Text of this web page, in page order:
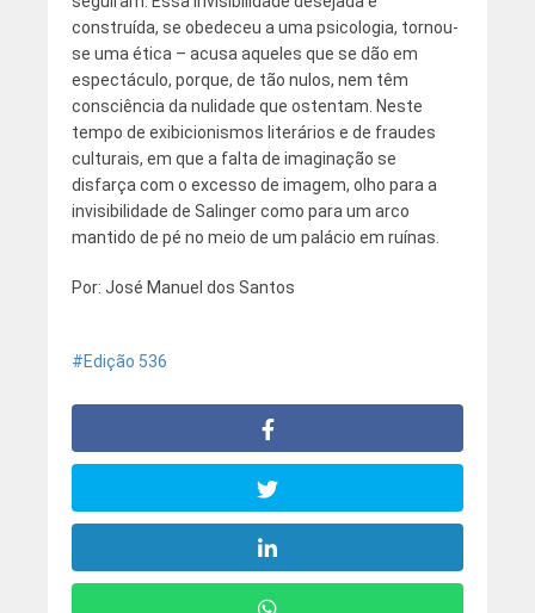
construída, se obedeceu a uma psicologia, tornou-
se uma ética – acusa aqueles que se dão em
espectáculo, porque, de tão nulos, nem têm
consciência da nulidade que ostentam. Neste
tempo de exibicionismos literários e de fraudes
culturais, em que a falta de imaginação se
disfarça com o excesso de imagem, olho para a
invisibilidade de Salinger como para um arco
mantido de pé no meio de um palácio em ruínas.
Por: José Manuel dos Santos
Edição 536